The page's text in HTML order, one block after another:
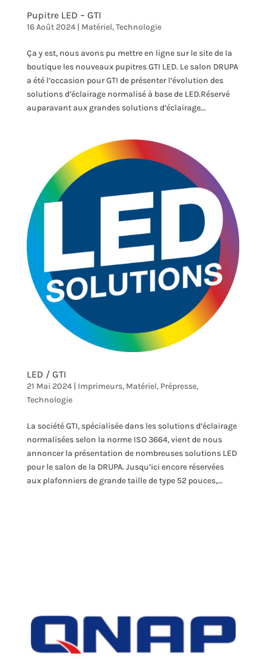
Pupitre LED – GTI
16 Août 2024| Matériel,Technologie
Ça y est, nous avons pu mettre en ligne sur le site de la
boutique les nouveaux pupitres GTI LED. Le salon DRUPA
a été l’occasion pour GTI de présenter l’évolution des
solutions d’éclairage normalisé à base de LED.Réservé
auparavant aux grandes solutions d’éclairage...
LED / GTI
21 Mai 2024| Imprimeurs, Matériel, Prépresse,
Technologie
La société GTI, spécialisée dans les solutions d’éclairage
normalisées selon la norme ISO 3664, vient de nous
annoncer la présentation de nombreuses solutions LED
pour le salon de la DRUPA. Jusqu’ici encore réservées
aux plafonniers de grande taille de type 52 pouces,...